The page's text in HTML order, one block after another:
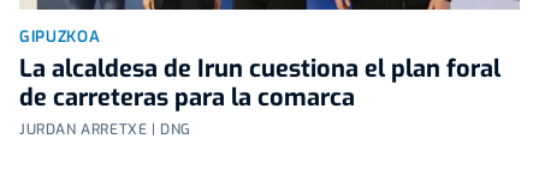
GIPUZKOA
La alcaldesa de Irun cuestiona el plan foral
de carreteras para la comarca
JURDAN ARRETXE | DNG